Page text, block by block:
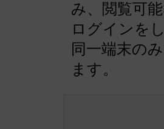
み、閲覧可
ログインを
同一端末の
ます。